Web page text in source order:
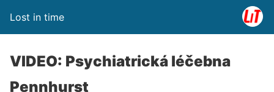
Lost in time
VIDEO: Psychiatrická léčebna
Pennhurst